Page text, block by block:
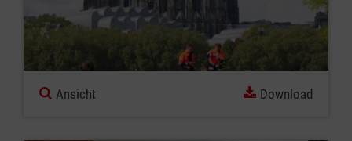
Ansicht Download